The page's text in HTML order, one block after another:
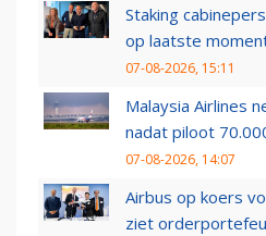
Staking
op laatste
07-08-2026, 15:11
Malaysia Airlines
nadat piloot
07-08-2026, 14:07
Airbus op koers
ziet